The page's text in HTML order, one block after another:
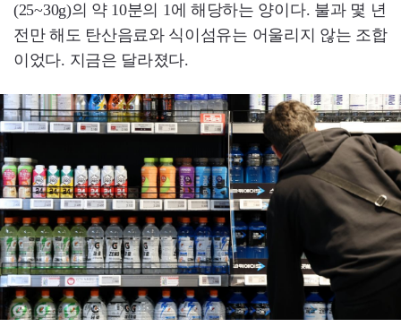
(25~30g)의 약 10분의 1에 해당하는 양이다. 불과 몇 년
전만 해도 탄산음료와 식이섬유는 어울리지 않는 조합
이었다. 지금은 달라졌다.